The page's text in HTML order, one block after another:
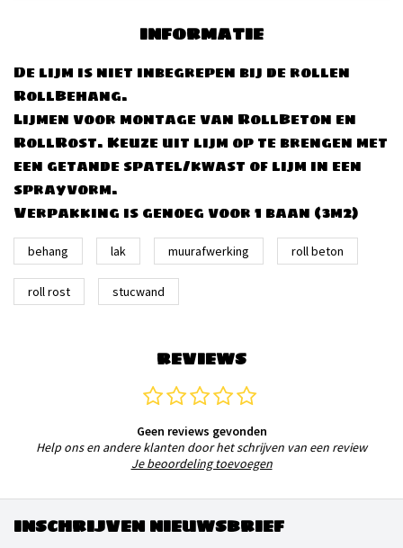
INFORMATIE
De lijm is niet inbegrepen bij de rollen
RollBehang.
Lijmen voor montage van RollBeton en
RollRost. Keuze uit lijm op te brengen met
een getande spatel/kwast of lijm in een
sprayvorm.
Verpakking is genoeg voor 1 baan (3m2)
behang lak muurafwerking roll beton
roll rost stucwand
REVIEWS
Geen reviews gevonden
Help ons en andere klanten door het schrijven van een review
Je beoordeling toevoegen
INSCHRIJVEN NIEUWSBRIEF